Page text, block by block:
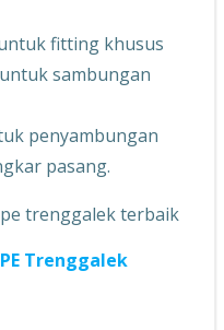
fitting khusus
sambungan
penyambungan
pasang.
Trenggalek